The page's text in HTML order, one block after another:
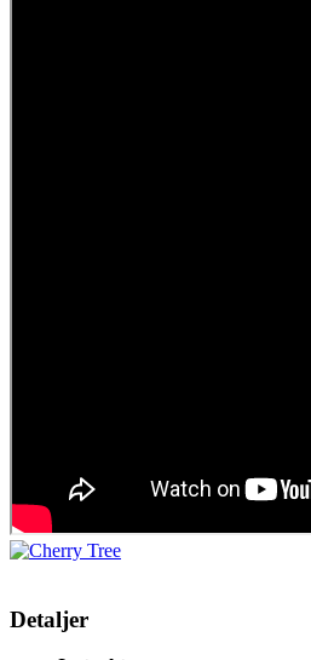
Detaljer